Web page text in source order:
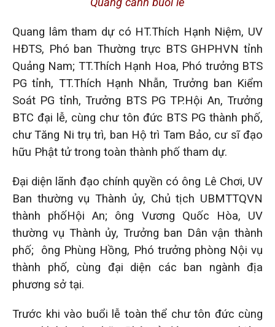
Quảng cảnh buổi lễ
Quang lâm tham dự có HT.Thích Hạnh Niệm, UV
HĐTS, Phó ban Thường trực BTS GHPHVN tỉnh
Quảng Nam; TT.Thích Hạnh Hoa, Phó trưởng BTS
PG tỉnh, TT.Thích Hạnh Nhẫn, Trưởng ban Kiểm
Soát PG tỉnh, Trưởng BTS PG TP.Hội An, Trưởng
BTC đại lễ, cùng chư tôn đức BTS PG thành phố,
chư Tăng Ni trụ trì, ban Hộ trì Tam Bảo, cư sĩ đạo
hữu Phật tử trong toàn thành phố tham dự.
Đại diện lãnh đạo chính quyền có ông Lê Chơi, UV
Ban thường vụ Thành ủy, Chủ tịch UBMTTQVN
thành phốHội An; ông Vương Quốc Hòa, UV
thường vụ Thành ủy, Trưởng ban Dân vận thành
phố; ông Phùng Hồng, Phó trưởng phòng Nội vụ
thành phố, cùng đại diện các ban ngành địa
phương sở tại.
Trước khi vào buổi lễ toàn thể chư tôn đức cùng